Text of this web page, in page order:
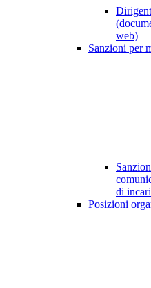
web)
Sanzioni per
di
Posizioni